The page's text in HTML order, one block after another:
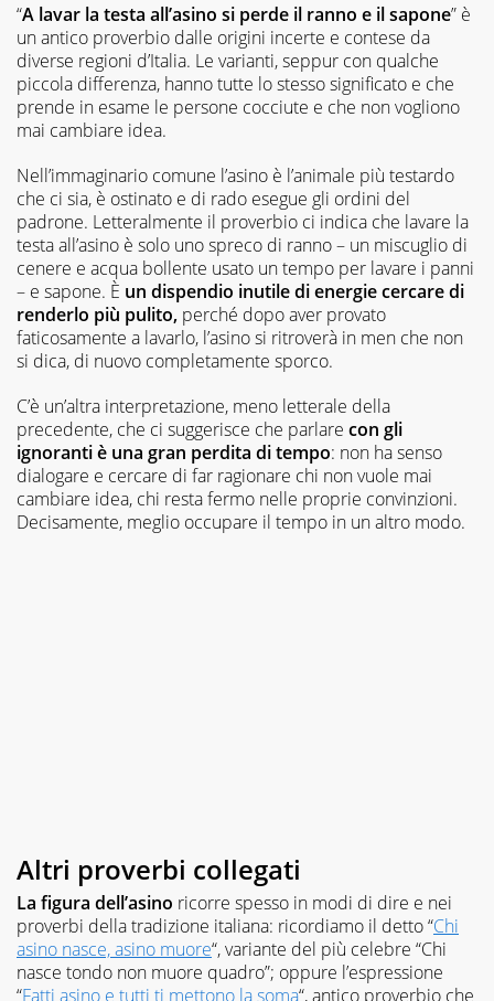
“A lavar la testa all’asino si perde il ranno e il sapone” è
un antico proverbio dalle origini incerte e contese da
diverse regioni d’Italia. Le varianti, seppur con qualche
piccola differenza, hanno tutte lo stesso significato e che
prende in esame le persone cocciute e che non vogliono
mai cambiare idea.
Nell’immaginario comune l’asino è l’animale più testardo
che ci sia, è ostinato e di rado esegue gli ordini del
padrone. Letteralmente il proverbio ci indica che lavare la
testa all’asino è solo uno spreco di ranno – un miscuglio di
cenere e acqua bollente usato un tempo per lavare i panni
– e sapone. È un dispendio inutile di energie cercare di
renderlo più pulito, perché dopo aver provato
faticosamente a lavarlo, l’asino si ritroverà in men che non
si dica, di nuovo completamente sporco.
C’è un’altra interpretazione, meno letterale della
precedente, che ci suggerisce che parlare con gli
ignoranti è una gran perdita di tempo: non ha senso
dialogare e cercare di far ragionare chi non vuole mai
cambiare idea, chi resta fermo nelle proprie convinzioni.
Decisamente, meglio occupare il tempo in un altro modo.
Altri proverbi collegati
La figura dell’asino ricorre spesso in modi di dire e nei
proverbi della tradizione italiana: ricordiamo il detto “Chi
asino nasce, asino muore“, variante del più celebre “Chi
nasce tondo non muore quadro”; oppure l’espressione
“Fatti asino e tutti ti mettono la soma“, antico proverbio che